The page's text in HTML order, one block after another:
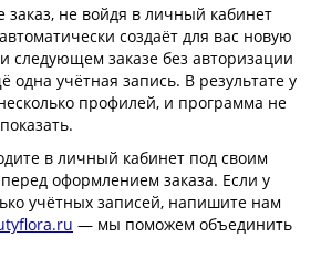
заказ, не войдя в личный кабинет
создаёт для вас новую
следующем заказе без авторизации
одна учётная запись. В результате у
профилей, и программа не
в личный кабинет под своим
оформлением заказа. Если у
учётных записей, напишите нам
— мы поможем объединить